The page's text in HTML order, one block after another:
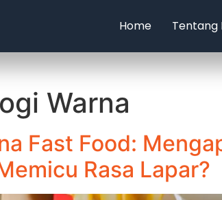
Home Tentang
Warna
Fast Food:
Rasa Lapar?